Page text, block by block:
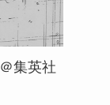
集英社